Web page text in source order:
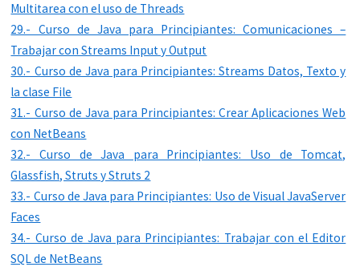
Multitarea con el uso de Threads
29.- Curso de Java para Principiantes: Comunicaciones –
Trabajar con Streams Input y Output
30.- Curso de Java para Principiantes: Streams Datos, Texto y
la clase File
31.- Curso de Java para Principiantes: Crear Aplicaciones Web
con NetBeans
32.- Curso de Java para Principiantes: Uso de Tomcat,
Glassfish, Struts y Struts 2
33.- Curso de Java para Principiantes: Uso de Visual JavaServer
Faces
34.- Curso de Java para Principiantes: Trabajar con el Editor
SQL de NetBeans